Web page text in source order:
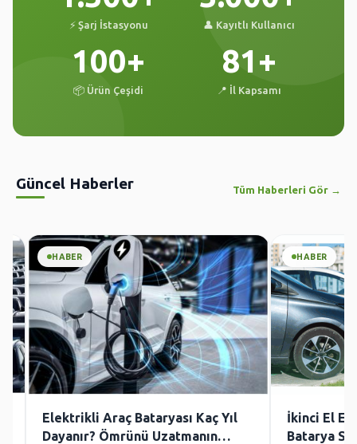
⚡ Şarj İstasyonu 👤 Kayıtlı Kullanıcı
100+
📦 Ürün Çeşidi
81+
📍 İl Kapsamı
Güncel Haberler Tüm Haberleri Gör →
HABER
Elektrikli Araç Bataryası Kaç Yıl
Dayanır? Ömrünü Uzatmanın
HABER
İkinci El
Batarya